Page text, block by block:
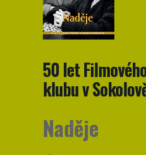
50 let
klubu v
Naděje